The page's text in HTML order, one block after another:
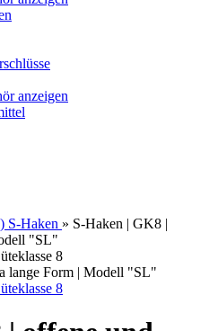
anzeigen
S-Haken » S-Haken | GK8 |
"SL"
lange Form | Modell "SL"